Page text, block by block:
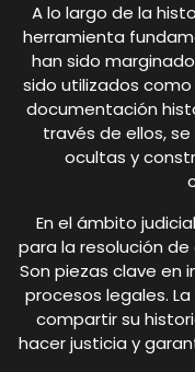
A lo largo de la
herramienta
han sido
sido utilizados
documentación
través de ellos,
ocultas y
En el ámbito
para la resolución
Son piezas clave en
procesos legales.
compartir su
hacer justicia y